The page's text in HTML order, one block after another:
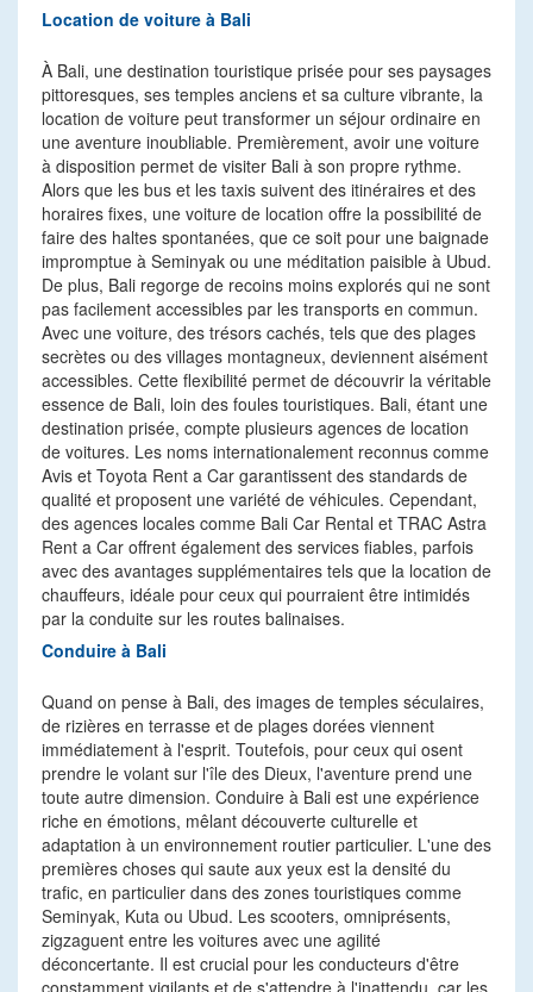
Location de voiture à Bali
À Bali, une destination touristique prisée pour ses paysages
pittoresques, ses temples anciens et sa culture vibrante, la
location de voiture peut transformer un séjour ordinaire en
une aventure inoubliable. Premièrement, avoir une voiture
à disposition permet de visiter Bali à son propre rythme.
Alors que les bus et les taxis suivent des itinéraires et des
horaires fixes, une voiture de location offre la possibilité de
faire des haltes spontanées, que ce soit pour une baignade
impromptue à Seminyak ou une méditation paisible à Ubud.
De plus, Bali regorge de recoins moins explorés qui ne sont
pas facilement accessibles par les transports en commun.
Avec une voiture, des trésors cachés, tels que des plages
secrètes ou des villages montagneux, deviennent aisément
accessibles. Cette flexibilité permet de découvrir la véritable
essence de Bali, loin des foules touristiques. Bali, étant une
destination prisée, compte plusieurs agences de location
de voitures. Les noms internationalement reconnus comme
Avis et Toyota Rent a Car garantissent des standards de
qualité et proposent une variété de véhicules. Cependant,
des agences locales comme Bali Car Rental et TRAC Astra
Rent a Car offrent également des services fiables, parfois
avec des avantages supplémentaires tels que la location de
chauffeurs, idéale pour ceux qui pourraient être intimidés
par la conduite sur les routes balinaises.
Conduire à Bali
Quand on pense à Bali, des images de temples séculaires,
de rizières en terrasse et de plages dorées viennent
immédiatement à l'esprit. Toutefois, pour ceux qui osent
prendre le volant sur l'île des Dieux, l'aventure prend une
toute autre dimension. Conduire à Bali est une expérience
riche en émotions, mêlant découverte culturelle et
adaptation à un environnement routier particulier. L'une des
premières choses qui saute aux yeux est la densité du
trafic, en particulier dans des zones touristiques comme
Seminyak, Kuta ou Ubud. Les scooters, omniprésents,
zigzaguent entre les voitures avec une agilité
déconcertante. Il est crucial pour les conducteurs d'être
constamment vigilants et de s'attendre à l'inattendu, car les